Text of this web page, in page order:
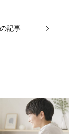
記事